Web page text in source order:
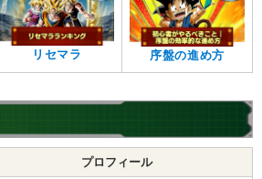
リセマラ 序盤の進め方
プロフィール